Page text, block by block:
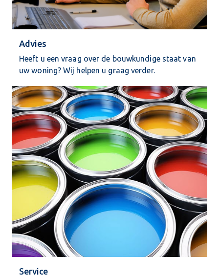
Advies
Heeft u een vraag over de bouwkundige staat van
uw woning? Wij helpen u graag verder.
Service